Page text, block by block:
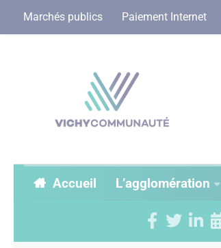
Marchés publics Paiement Internet
Accueil L’agglomération